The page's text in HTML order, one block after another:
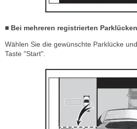
■ Bei mehreren registrierten Parklücken
Wählen Sie die gewünschte Parklücke
Taste "Start".